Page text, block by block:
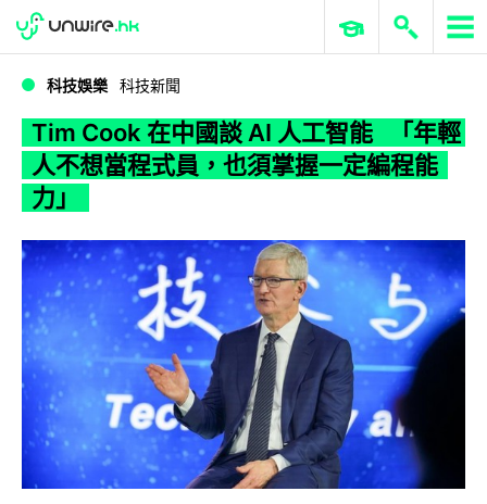
WWDC 2026 ERP 與商業 AI
科技娛樂 科技新聞
Tim Cook 在中國談 AI 人工智能 「年輕
人不想當程式員，也須掌握一定編程能
力」